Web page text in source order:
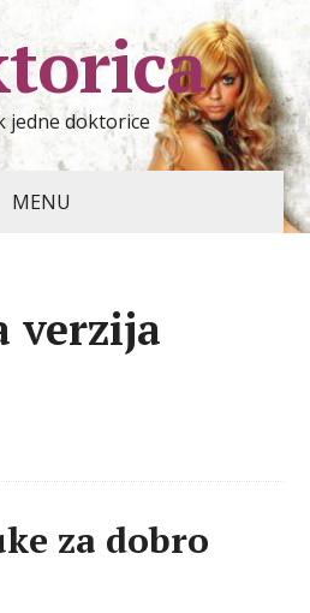
jedne doktorice
MENU
verzija
za dobro